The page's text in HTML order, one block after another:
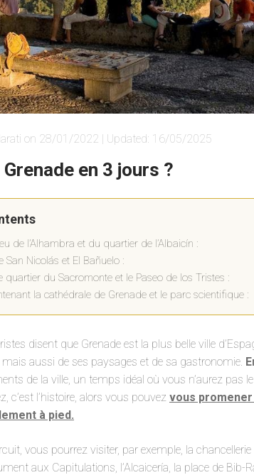
on 28/01/2022 | Updated: 16/05/2025
en 3 jours ?
de l’Alhambra et du quartier de l’Albaicín :
San Nicolás et El Bañuelo :
quartier du Sacromonte et le Paseo de los Tristes :
la cathédrale de Grenade et le parc scientifique :
disent que Grenade est la plus belle ville
aussi de ses paysages et de sa gastronomie.
de la ville, un temps idéal où vous n’aurez pas
c’est l’histoire, alors vous pouvez vous
à pied.
vous pourrez visiter, par exemple, la chancellerie
aux Capitulations, l’Alcaicería, la place de Bib-